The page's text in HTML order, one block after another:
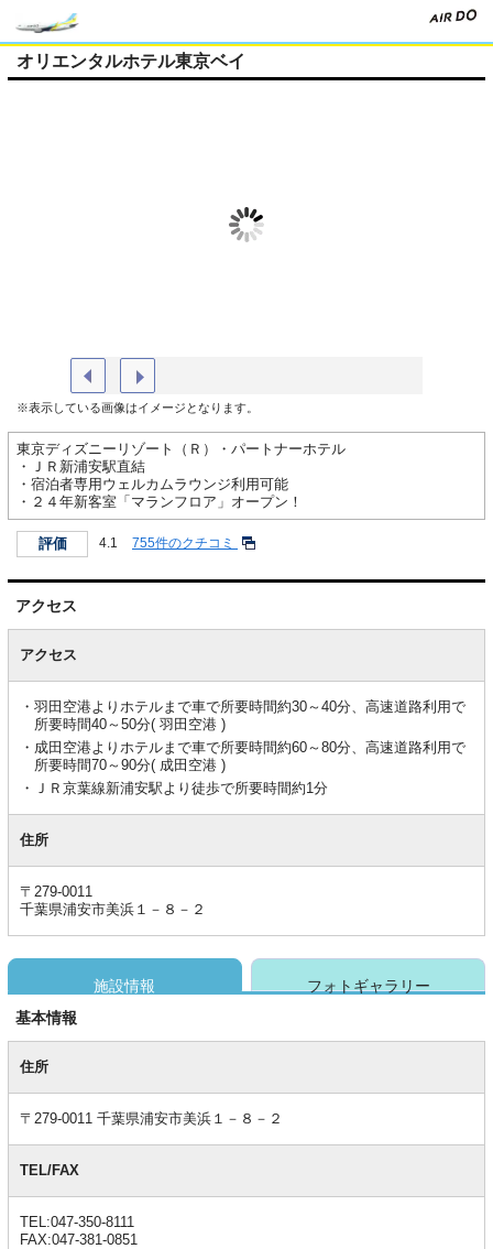
オリエンタルホテル東京ベイ
※表示している画像はイメージとなります。
東京ディズニーリゾート（Ｒ）・パートナーホテル
・ＪＲ新浦安駅直結
・宿泊者専用ウェルカムラウンジ利用可能
・２４年新客室「マランフロア」オープン！
評価 4.1 755件のクチコミ
アクセス
ア
アクセス
羽田空港よりホテルまで車で所要時間約30～40分、高速道路利用で
所要時間40～50分( 羽田空港 )
成田空港よりホテルまで車で所要時間約60～80分、高速道路利用で
所要時間70～90分( 成田空港 )
ＪＲ京葉線新浦安駅より徒歩で所要時間約1分
住所
〒279-0011
千葉県浦安市美浜１－８－２
施設情報
フォトギャラリー
基本情報
基
本住所
〒279-0011 千葉県浦安市美浜１－８－２
TEL/FAX
TEL:047-350-8111
FAX:047-381-0851